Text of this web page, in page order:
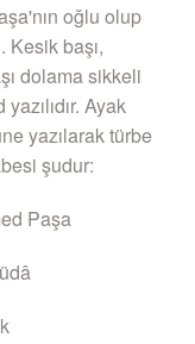
oğlu olup
başı,
dolama sikkeli
Ayak
yazılarak türbe
şudur:
Paşa